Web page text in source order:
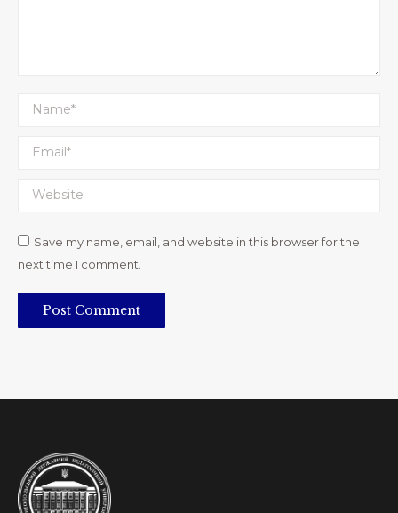
Name *
Email *
Website
Save my name, email, and website in this browser for the
next time I comment.
Post Comment